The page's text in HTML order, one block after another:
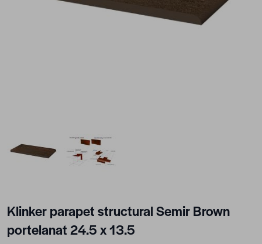
Klinker parapet structural Semir Brown
portelanat 24.5 x 13.5